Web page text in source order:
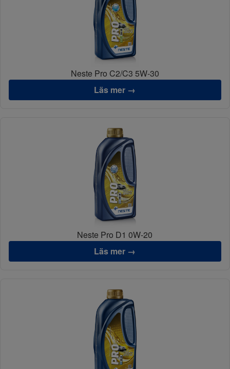
Neste Pro C2/C3 5W-30
Läs mer →
Neste Pro D1 0W-20
Läs mer →